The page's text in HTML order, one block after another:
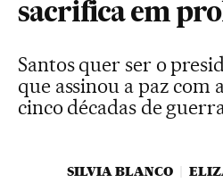
sacrifica em
Santos quer ser o
que assinou a paz com
cinco décadas de
SILVIA BLANCO